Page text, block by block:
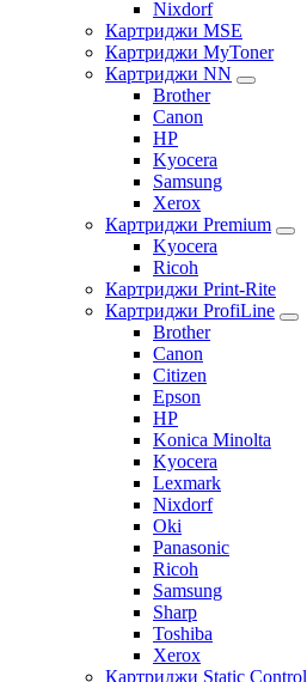
Nixdorf
Картриджи MSE
Картриджи MyToner
Картриджи NN
Brother
Canon
HP
Kyocera
Samsung
Xerox
Картриджи Premium
Kyocera
Ricoh
Картриджи Print-Rite
Картриджи ProfiLine
Brother
Canon
Citizen
Epson
HP
Konica Minolta
Kyocera
Lexmark
Nixdorf
Oki
Panasonic
Ricoh
Samsung
Sharp
Toshiba
Xerox
Картриджи Static Control